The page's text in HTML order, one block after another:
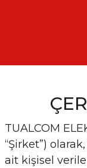
TUALCOM
“Şirket”)
ait kişisel